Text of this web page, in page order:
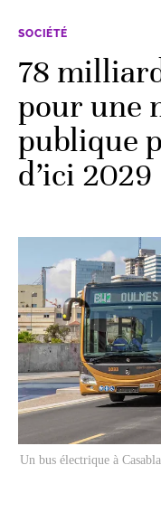
SOCIÉTÉ
78
pour une
publique
d’ici 2029
Un bus électrique à